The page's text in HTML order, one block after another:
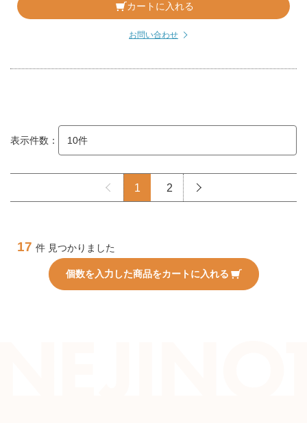
カートに入れる
お問い合わせ
表示件数：
1 2
17 件 見つかりました
個数を入力した商品をカートに入れる